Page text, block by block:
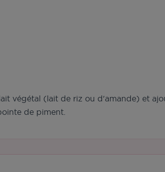
végétal (lait de riz ou d'amande) et
de piment.